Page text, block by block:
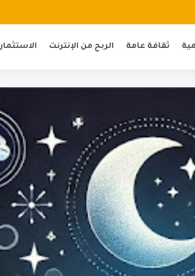
ثقافة عامة الربح من الإنترنت الاستثمار